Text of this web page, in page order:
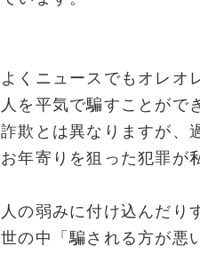
よくニュースでもオレオ
人を平気で騙すことが
詐欺とは異なりますが、
お年寄りを狙った犯罪が
人の弱みに付け込んだり
世の中「騙される方が悪